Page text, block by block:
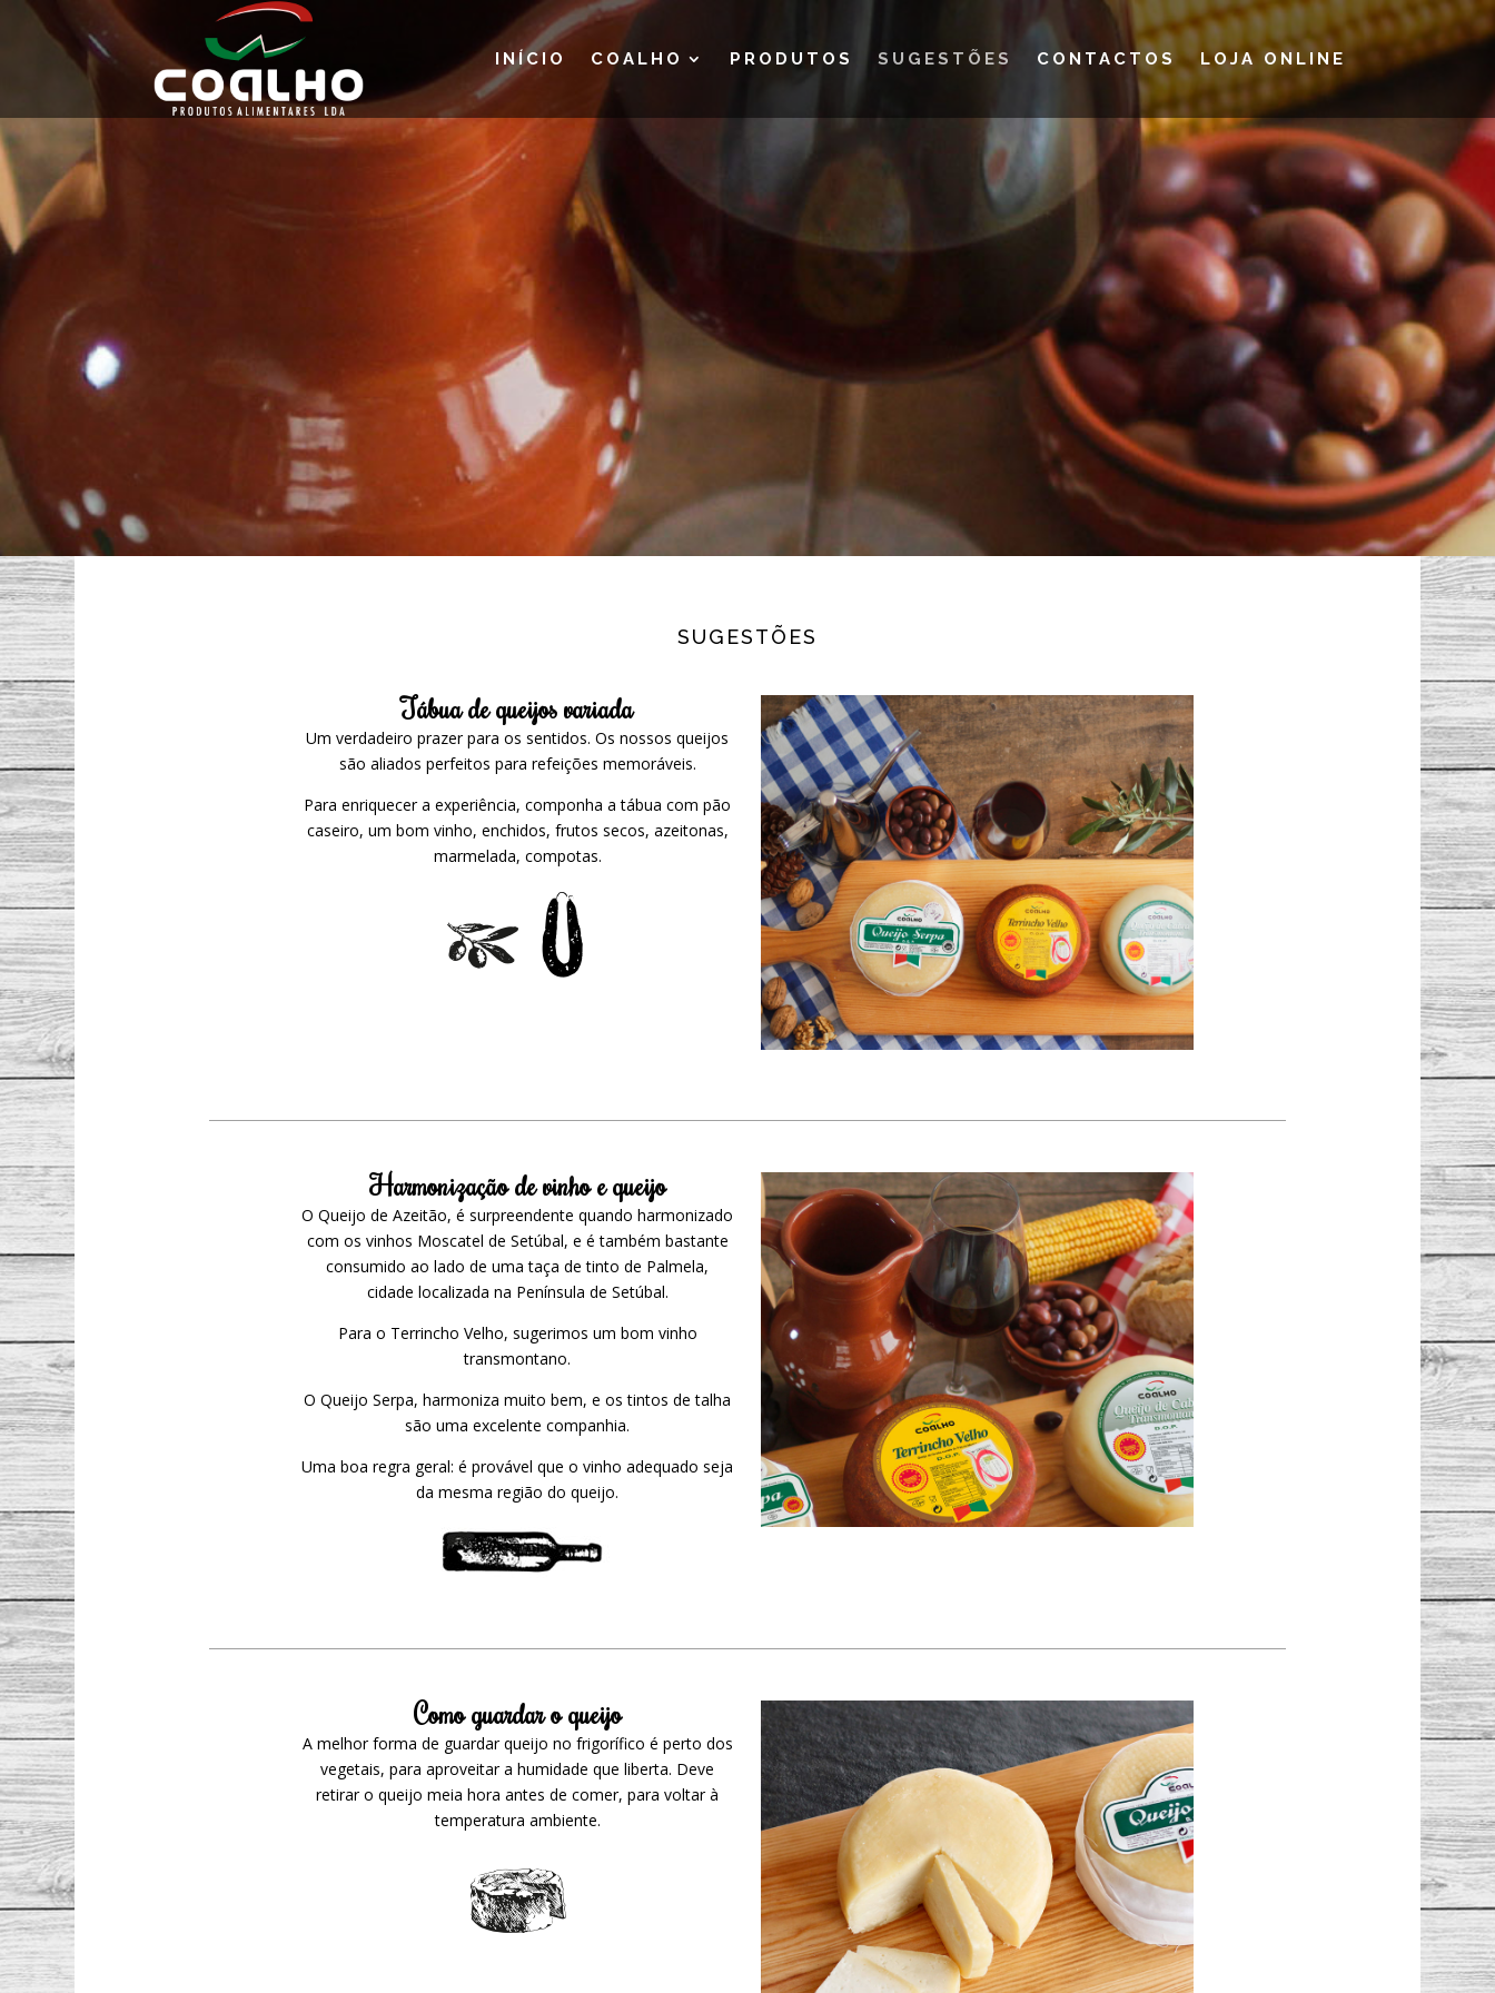
INÍCIO COALHO PRODUTOS SUGESTÕES CONTACTOS LOJA ONLINE
SUGESTÕES
Tábua de queijos variada
Um verdadeiro prazer para os sentidos. Os nossos queijos
são aliados perfeitos para refeições memoráveis.
Para enriquecer a experiência, componha a tábua com pão
caseiro, um bom vinho, enchidos, frutos secos, azeitonas,
marmelada, compotas.
Harmonização de vinho e queijo
O Queijo de Azeitão, é surpreendente quando harmonizado
com os vinhos Moscatel de Setúbal, e é também bastante
consumido ao lado de uma taça de tinto de Palmela,
cidade localizada na Península de Setúbal.
Para o Terrincho Velho, sugerimos um bom vinho
transmontano.
O Queijo Serpa, harmoniza muito bem, e os tintos de talha
são uma excelente companhia.
Uma boa regra geral: é provável que o vinho adequado seja
da mesma região do queijo.
Como guardar o queijo
A melhor forma de guardar queijo no frigorífico é perto dos
vegetais, para aproveitar a humidade que liberta. Deve
retirar o queijo meia hora antes de comer, para voltar à
temperatura ambiente.